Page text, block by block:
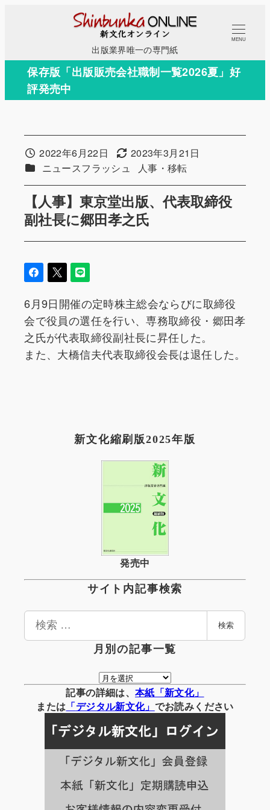
コ
テ
出版業界唯一の専門紙
MENU
保存版「出版販売会社職制一覧2026夏」好
評発売中
【人事】東京堂出版、代表取締役
副社長に郷田孝之氏
投稿日2022年6月22日 更新日2023年3月21日
カテゴリー
ニュースフラッシュ カテゴリー
人事・移転
6月9日開催の定時株主総会ならびに取締役
会で役員の選任を行い、専務取締役・郷田孝
之氏が代表取締役副社長に昇任した。
また、大橋信夫代表取締役会長は退任した。
新文化縮刷版2025年版
発売中
サイト内記事検索
検
検索
月別の記事一覧
月
別
の
事
一
覧
記事の詳細は、 本紙「新文化」
または 「デジタル新文化」 でお読みください